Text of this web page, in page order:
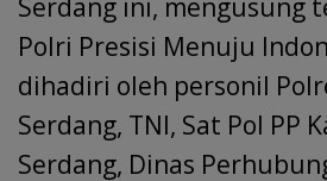
Serdang ini, mengusung
Polri Presisi Menuju
dihadiri oleh personil
Serdang, TNI, Sat Pol PP
Serdang, Dinas